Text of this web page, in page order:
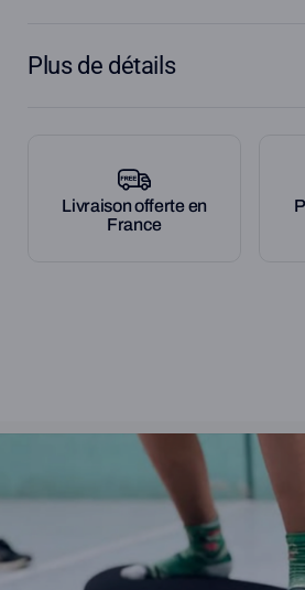
Plus de détails
les positions (debout, assis, allongé...).
Jouer avec les enfants, leur apporter
été spécialement étudié pour dégager
pour travailler debout, assis, à genoux
moins. La légèreté du matériau utilisé
l'essentiel font de la ToyBoard® un
maniable, quel que soit son utilisation.
venons enfiler une housse, pour la
aussi pour pouvoir la personnaliser, lui
Livraison offerte en
France